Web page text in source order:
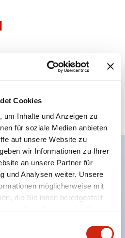
Cookies
um Inhalte und Anzeigen zu
für soziale Medien anbieten
auf unsere Website zu
wir Informationen zu Ihrer
an unsere Partner für
und Analysen weiter. Unsere
möglicherweise mit
die Sie ihnen bereitgestellt
Ihrer Nutzung der Dienste
für den CW-
CW1X / CW4X)